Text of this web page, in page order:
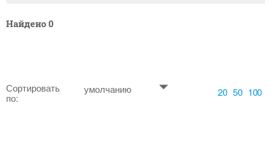
Найдено 0
Сортировать
по:
умолчанию 20 50 100